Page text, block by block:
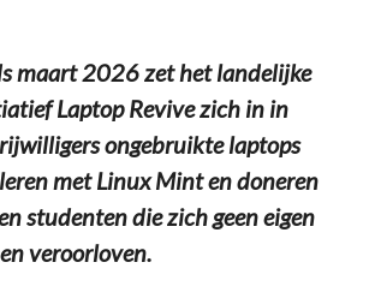
maart 2026 zet het landelijke
Laptop Revive zich in in
ongebruikte laptops
met Linux Mint en doneren
studenten die zich geen eigen
veroorloven.